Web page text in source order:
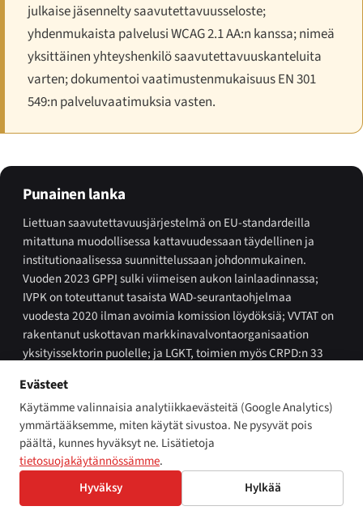
julkaise jäsennelty saavutettavuusseloste;
yhdenmukaista palvelusi WCAG 2.1 AA:n kanssa; nimeä
yksittäinen yhteyshenkilö saavutettavuuskanteluita
varten; dokumentoi vaatimustenmukaisuus EN 301
549:n palveluvaatimuksia vasten.
Punainen lanka
Liettuan saavutettavuusjärjestelmä on EU-standardeilla
mitattuna muodollisessa kattavuudessaan täydellinen ja
institutionaalisessa suunnittelussaan johdonmukainen.
Vuoden 2023 GPPĮ sulki viimeisen aukon lainlaadinnassa;
IVPK on toteuttanut tasaista WAD-seurantaohjelmaa
vuodesta 2020 ilman avoimia komission löydöksiä; VVTAT on
rakentanut uskottavan markkinavalvontaorganisaation
yksityissektorin puolelle; ja LGKT, toimien myös CRPD:n 33
johdonmukaisen tasa-arvo- ja seurantainstituutiorakenteen,
jolta useilta suuremmilta jäsenvaltioilta vielä puuttuu.
Testattavaksi jää vuosina 2026–27, käytetäänkö
sanktiojärjestelmää yläpäässä räikeää noudattamatta
jättämistä vastaan — ja jatkaako LGKT:n syrjinnänvastainen
reitti suurimman osan raskaan työn tekemistä yksittäisten
käyttäjien puolesta.
Evästeet
Käytämme valinnaisia analytiikkaevästeitä (Google Analytics)
ymmärtääksemme, miten käytät sivustoa. Ne pysyvät pois
päältä, kunnes hyväksyt ne. Lisätietoja
tietosuojakäytännössämme.
Hyväksy
Hylkää